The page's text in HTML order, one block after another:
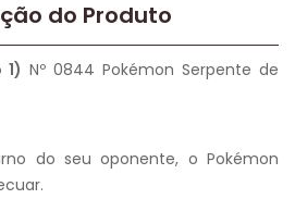
do Produto
Nº 0844 Pokémon Serpente de
do seu oponente, o Pokémon